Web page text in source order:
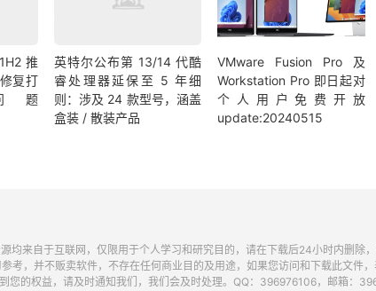
推
复打
题
英特尔公布第 13/14 代酷
睿处理器延保至 5 年细
则：涉及 24 款型号，涵盖
盒装 / 散装产品
VMware Fusion Pro 及
Workstation Pro 即日起对
个人用户免费开放
update:20240515
均来自于互联网，仅限用于个人学习和研究目的，请在下载后24小时内删除
考，并不贩卖软件，不存在任何商业目的及用途，如果您访问和下载此文件
您的权益，请及时通知我们，我们会及时处理。QQ：396976106，邮箱：